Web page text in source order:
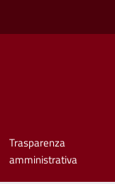
Trasparenza
amministrativa